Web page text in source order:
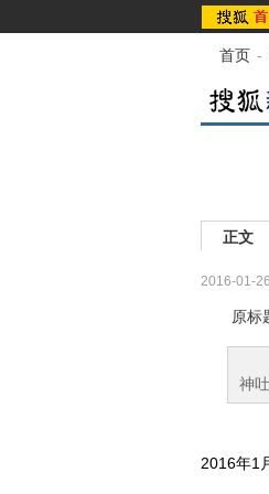
首页 -
正文
2016-01-
原标
神
2016年1